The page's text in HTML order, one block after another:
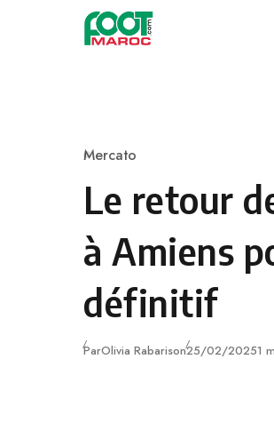
Skip to content
Category
Mercato
Le retour
à Amiens
définitif
ParOlivia RabarisonPublié
25/02/20251